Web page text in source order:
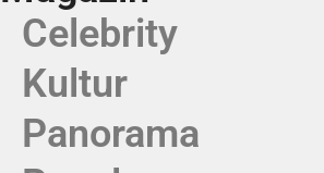
Celebrity
Kultur
Panorama